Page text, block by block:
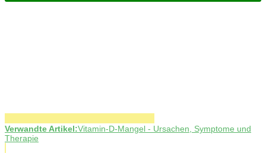
Verwandte Artikel:Vitamin-D-Mangel - Ursachen, Symptome und
Therapie